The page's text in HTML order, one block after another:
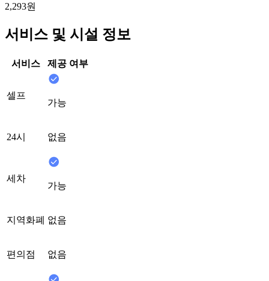
2,293원
서비스 및 시설 정보
서비스 제공 여부
셀프
가능
24시 없음
세차
가능
지역화폐 없음
편의점 없음